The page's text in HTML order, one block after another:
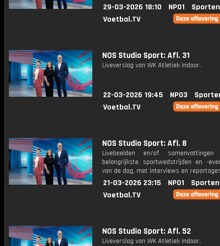
29-03-2026 18:10 NPO1
Voetbal.TV
NOS Studio Sport: Afl. 31
Liveverslag van WK Atletiek Indoor.
22-03-2026 19:45 NPO3
Voetbal.TV
NOS Studio Sport: Afl. 8
Livebeelden en/of
belangrijkste sportwedstrijden en -
van de dag, met interviews en
21-03-2026 23:15 NPO1
Voetbal.TV
NOS Studio Sport: Afl. 52
Liveverslag van WK Atletiek Indoor.